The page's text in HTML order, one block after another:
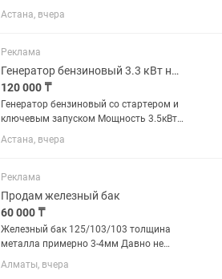
уборки любых поверхностей.
Конструкция прибора
пылесборника объемом 0.75 л и бака
для сбора жидкостей...
Астана, вчера
Реклама
Генератор бензиновый 3.3 кВт новый
120 000 ₸
Генератор бензиновый со стартером и
ключевым запуском Мощность 3.5кВт
бак на 15 литров 220 Вольт Абсолютно
Астана, вчера
Реклама
Продам железный бак
60 000 ₸
Железный бак 125/103/103 толщина
металла примерно 3-4мм Давно не
используется, может кому будет
полезен Адекватный торг уместен
Алматы, вчера